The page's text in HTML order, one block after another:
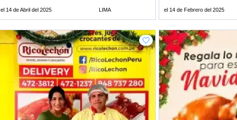
el 14 de Abril del 2025 LIMA el 14 de Febrero del 2025